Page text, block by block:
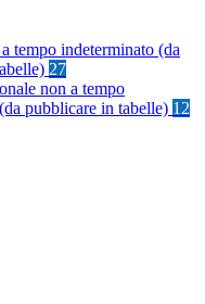
tempo indeterminato (da
27
non a tempo
pubblicare in tabelle) 12